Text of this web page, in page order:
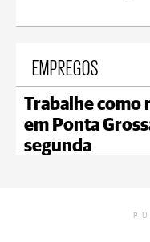
EMPREGOS
Trabalhe como
em Ponta
segunda